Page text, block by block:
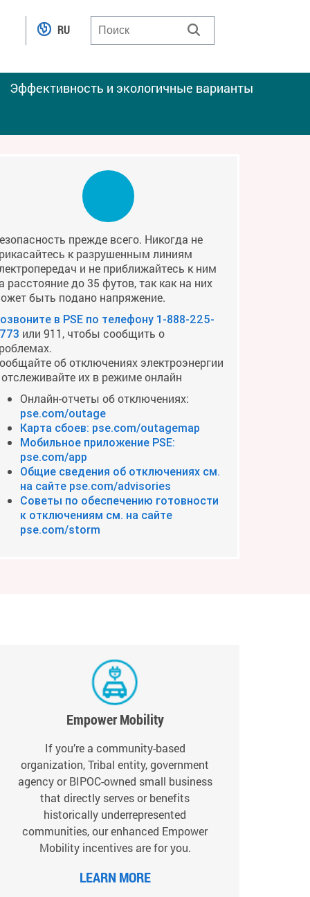
Эффективность и экологичные варианты
RU
прежде всего. Никогда не
к разрушенным линиям
и не приближайтесь к ним
расстояние до 35 футов, так как на них
быть подано напряжение.
в PSE по телефону 1-888-225-
или 911, чтобы сообщить о
об отключениях электроэнергии
их в режиме онлайн
Онлайн-отчеты об отключениях:
pse.com/outage
Карта сбоев: pse.com/outagemap
Мобильное приложение PSE:
pse.com/app
Общие сведения об отключениях см.
на сайте pse.com/advisories
Советы по обеспечению готовности
к отключениям см. на сайте
pse.com/storm
Empower Mobility
If you’re a community-based
organization, Tribal entity, government
agency or BIPOC-owned small business
that directly serves or benefits
historically underrepresented
communities, our enhanced Empower
Mobility incentives are for you.
LEARN MORE